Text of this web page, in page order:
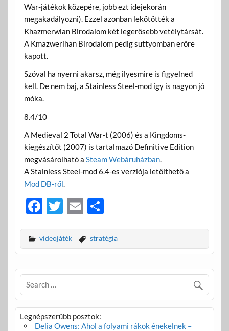
War-játékok közepére, jobb ezt idejekorán
megakadályozni). Ezzel azonban lekötötték a
Khazmerwian Birodalom két legerősebb vetélytársát.
A Kmazwerihan Birodalom pedig suttyomban erőre
kapott.
Szóval ha nyerni akarsz, még ilyesmire is figyelned
kell. De nem baj, a Stainless Steel-mod így is nagyon jó
móka.
8.4/10
A Medieval 2 Total War-t (2006) és a Kingdoms-
kiegészítőt (2007) is tartalmazó Definitive Edition
megvásárolható a Steam Webáruházban.
A Stainless Steel-mod 6.4-es verziója letölthető a
Mod DB-ről.
F
e
b
o
o
k
T
itt
er
E
ail
O
za
m
e
videojáték stratégia
Legnépszerűbb posztok:
Delia Owens: Ahol a folyami rákok énekelnek –